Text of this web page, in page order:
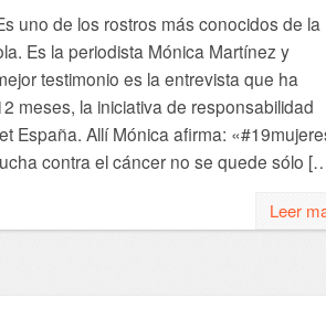
uno de los rostros más conocidos de la
Es la periodista Mónica Martínez y
testimonio es la entrevista que ha
meses, la iniciativa de responsabilidad
España. Allí Mónica afirma:
contra el cáncer no se quede sólo
Leer